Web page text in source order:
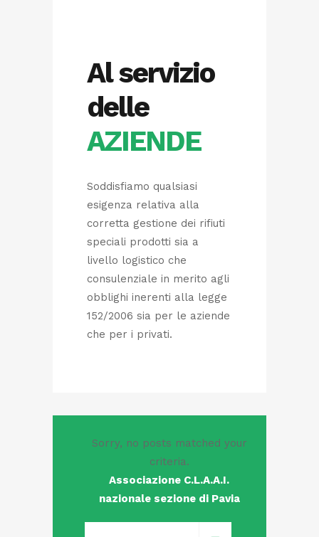
Al servizio
delle
AZIENDE
Soddisfiamo qualsiasi
esigenza relativa alla
corretta gestione dei rifiuti
speciali prodotti sia a
livello logistico che
consulenziale in merito agli
obblighi inerenti alla legge
152/2006 sia per le aziende
che per i privati.
Sorry, no posts matched your
criteria.
Associazione C.L.A.A.I.
nazionale sezione di Pavia